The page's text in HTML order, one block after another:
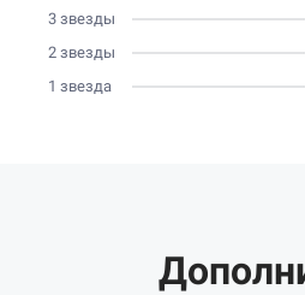
3 звезды
2 звезды
1 звезда